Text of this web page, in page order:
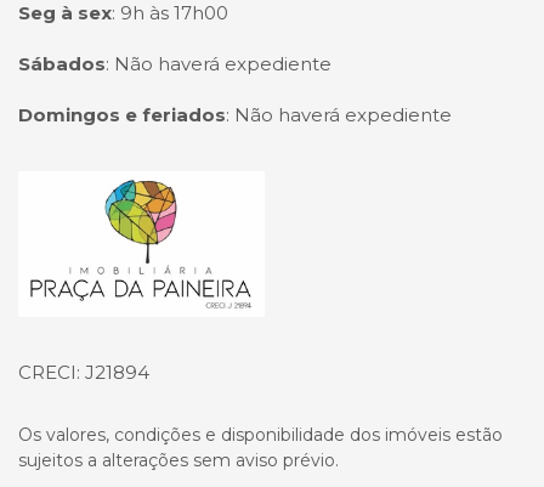
Seg à sex: 9h às 17h00
Sábados: Não haverá expediente
Domingos e feriados: Não haverá expediente
Página inicial
CRECI: J21894
Os valores, condições e disponibilidade dos imóveis estão
sujeitos a alterações sem aviso prévio.